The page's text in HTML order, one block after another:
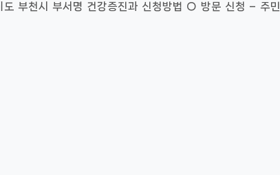
부천시 부서명 건강증진과 신청방법 ○ 방문 신청 – 주민